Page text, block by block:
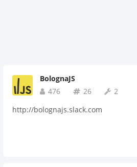
BolognaJS
476
26
2
http://bolognajs.slack.com